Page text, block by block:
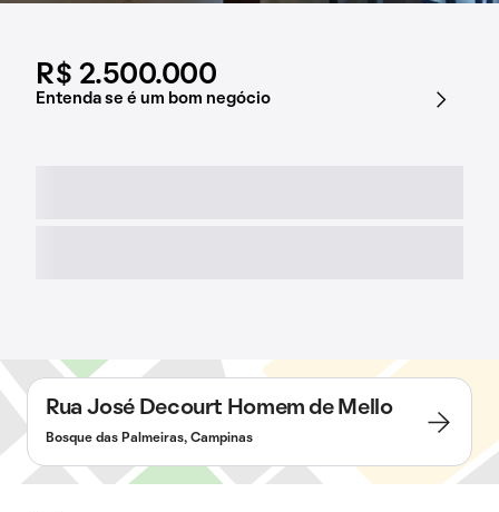
R$ 2.500.000
Entenda se é um bom negócio
Rua José Decourt Homem de Mello
Bosque das Palmeiras, Campinas